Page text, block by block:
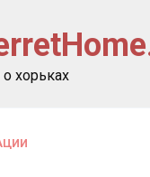
о хорьках